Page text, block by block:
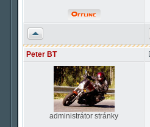
Hore
Peter BT
administrátor stránky